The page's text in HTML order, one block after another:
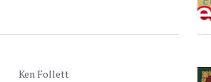
Ken Follett